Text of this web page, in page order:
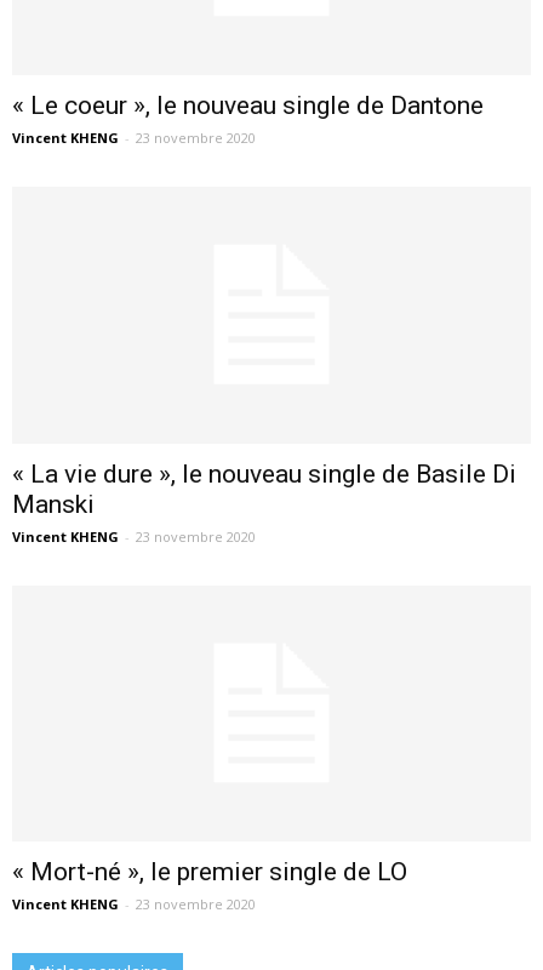
« Le coeur », le nouveau single de Dantone
Vincent KHENG - 23 novembre 2020
« La vie dure », le nouveau single de Basile Di
Manski
Vincent KHENG - 23 novembre 2020
« Mort-né », le premier single de LO
Vincent KHENG - 23 novembre 2020